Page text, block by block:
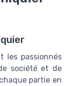
les passionnés
société et de
partie en